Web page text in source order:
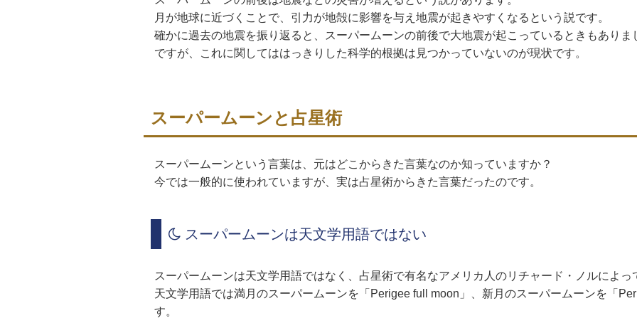
月が地球に近づくことで、引力が地殻に影響を与え地震が起きやすくなるという説です。
確かに過去の地震を振り返ると、スーパームーンの前後で大地震が起こっているときもありま
ですが、これに関してははっきりした科学的根拠は見つかっていないのが現状です。
スーパームーンと占星術
スーパームーンという言葉は、元はどこからきた言葉なのか知っていますか？
今では一般的に使われていますが、実は占星術からきた言葉だったのです。
スーパームーンは天文学用語ではない
スーパームーンは天文学用語ではなく、占星術で有名なアメリカ人のリチャード・ノルによっ
天文学用語では満月のスーパームーンを「Perigee full moon」、新月のスーパームーンを「
す。